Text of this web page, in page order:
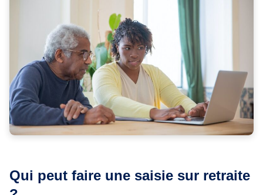
Qui peut faire une saisie sur retraite